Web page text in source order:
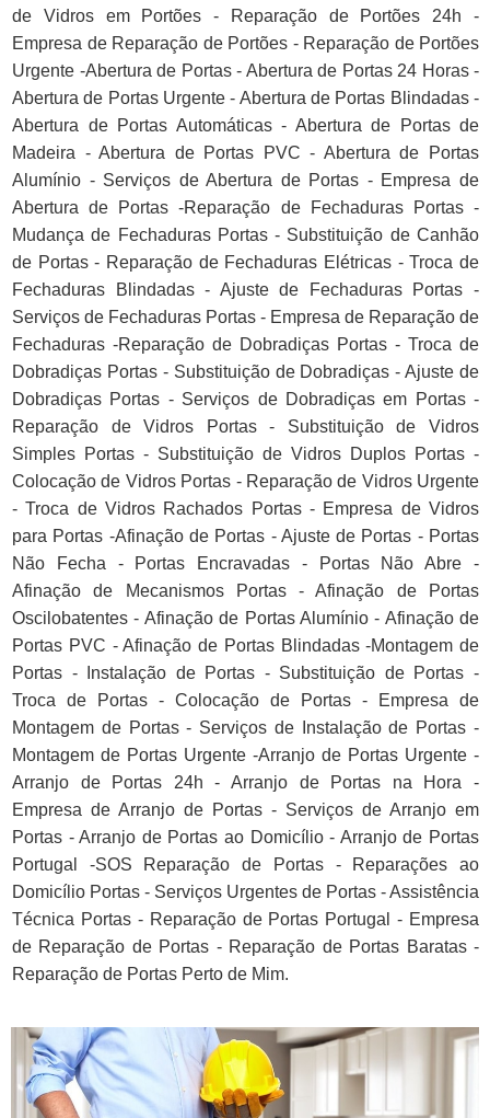
de Vidros em Portões - Reparação de Portões 24h -
Empresa de Reparação de Portões - Reparação de Portões
Urgente -Abertura de Portas - Abertura de Portas 24 Horas -
Abertura de Portas Urgente - Abertura de Portas Blindadas -
Abertura de Portas Automáticas - Abertura de Portas de
Madeira - Abertura de Portas PVC - Abertura de Portas
Alumínio - Serviços de Abertura de Portas - Empresa de
Abertura de Portas -Reparação de Fechaduras Portas -
Mudança de Fechaduras Portas - Substituição de Canhão
de Portas - Reparação de Fechaduras Elétricas - Troca de
Fechaduras Blindadas - Ajuste de Fechaduras Portas -
Serviços de Fechaduras Portas - Empresa de Reparação de
Fechaduras -Reparação de Dobradiças Portas - Troca de
Dobradiças Portas - Substituição de Dobradiças - Ajuste de
Dobradiças Portas - Serviços de Dobradiças em Portas -
Reparação de Vidros Portas - Substituição de Vidros
Simples Portas - Substituição de Vidros Duplos Portas -
Colocação de Vidros Portas - Reparação de Vidros Urgente
- Troca de Vidros Rachados Portas - Empresa de Vidros
para Portas -Afinação de Portas - Ajuste de Portas - Portas
Não Fecha - Portas Encravadas - Portas Não Abre -
Afinação de Mecanismos Portas - Afinação de Portas
Oscilobatentes - Afinação de Portas Alumínio - Afinação de
Portas PVC - Afinação de Portas Blindadas -Montagem de
Portas - Instalação de Portas - Substituição de Portas -
Troca de Portas - Colocação de Portas - Empresa de
Montagem de Portas - Serviços de Instalação de Portas -
Montagem de Portas Urgente -Arranjo de Portas Urgente -
Arranjo de Portas 24h - Arranjo de Portas na Hora -
Empresa de Arranjo de Portas - Serviços de Arranjo em
Portas - Arranjo de Portas ao Domicílio - Arranjo de Portas
Portugal -SOS Reparação de Portas - Reparações ao
Domicílio Portas - Serviços Urgentes de Portas - Assistência
Técnica Portas - Reparação de Portas Portugal - Empresa
de Reparação de Portas - Reparação de Portas Baratas -
Reparação de Portas Perto de Mim.